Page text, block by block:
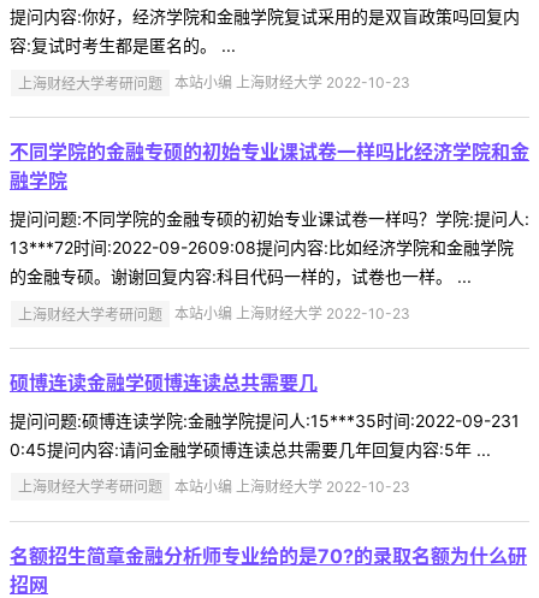
提问内容:你好，经济学院和金融学院复试采用的是双盲政策吗回复内
容:复试时考生都是匿名的。 ...
上海财经大学考研问题 本站小编 上海财经大学 2022-10-23
不同学院的金融专硕的初始专业课试卷一样吗比经济学院和金
融学院
提问问题:不同学院的金融专硕的初始专业课试卷一样吗？学院:提问人:
13***72时间:2022-09-2609:08提问内容:比如经济学院和金融学院
的金融专硕。谢谢回复内容:科目代码一样的，试卷也一样。 ...
上海财经大学考研问题 本站小编 上海财经大学 2022-10-23
硕博连读金融学硕博连读总共需要几
提问问题:硕博连读学院:金融学院提问人:15***35时间:2022-09-231
0:45提问内容:请问金融学硕博连读总共需要几年回复内容:5年 ...
上海财经大学考研问题 本站小编 上海财经大学 2022-10-23
名额招生简章金融分析师专业给的是70?的录取名额为什么研
招网